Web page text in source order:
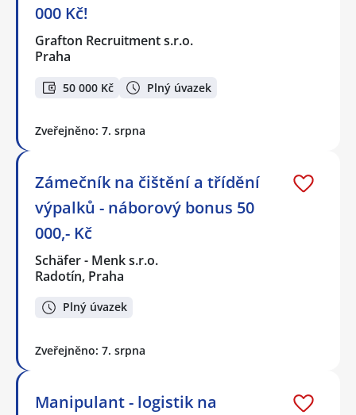
000 Kč!
Grafton Recruitment s.r.o.
Praha
50 000 Kč Plný úvazek
Zveřejněno: 7. srpna
Zámečník na čištění a třídění
výpalků - náborový bonus 50
000,- Kč
Schäfer - Menk s.r.o.
Radotín, Praha
Plný úvazek
Zveřejněno: 7. srpna
Manipulant - logistik na